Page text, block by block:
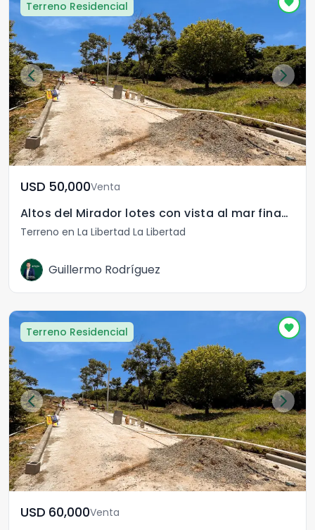
Terreno Residencial
USD	50,000Venta
Altos del Mirador lotes con vista al mar financiados
Terreno en La Libertad La Libertad
Guillermo Rodríguez
Terreno Residencial
USD	60,000Venta